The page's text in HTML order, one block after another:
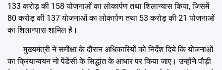
133 करोड़ की 158 योजनाओं का लोकार्पण तथा शिलान्यास किया, जिसमें
80 करोड़ की 137 योजनाओं का लोकार्पण तथा 53 करोड़ की 21 योजनाओं
का शिलान्यास शामिल है।
मुख्यमंत्री ने समीक्षा के दौरान अधिकारियों को निर्देश दिये कि योजनाओं
का क्रियान्वयन नो पेंडेंसी के सिद्धांत के आधार पर किया जाए। उन्होंने पौड़ी